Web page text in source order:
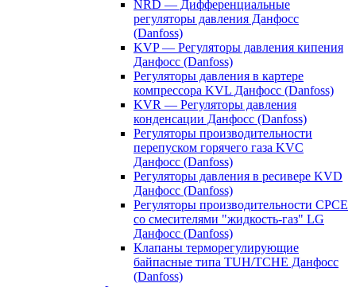
NRD — Дифференциальные
регуляторы давления Данфосс
(Danfoss)
KVP — Регуляторы давления кипения
Данфосс (Danfoss)
Регуляторы давления в картере
компрессора KVL Данфосс (Danfoss)
KVR — Регуляторы давления
конденсации Данфосс (Danfoss)
Регуляторы производительности
перепуском горячего газа KVC
Данфосс (Danfoss)
Регуляторы давления в ресивере KVD
Данфосс (Danfoss)
Регуляторы производительности CPCE
со смесителями "жидкость-газ" LG
Данфосс (Danfoss)
Клапаны терморегулирующие
байпасные типа TUH/TCHE Данфосс
(Danfoss)